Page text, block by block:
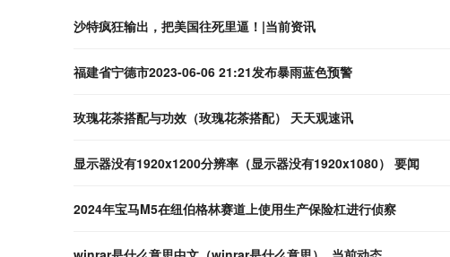
沙特疯狂输出，把美国往死里逼！|当前资讯
福建省宁德市2023-06-06 21:21发布暴雨蓝色预警
玫瑰花茶搭配与功效（玫瑰花茶搭配） 天天观速讯
显示器没有1920x1200分辨率（显示器没有1920x1080） 要闻
2024年宝马M5在纽伯格林赛道上使用生产保险杠进行侦察